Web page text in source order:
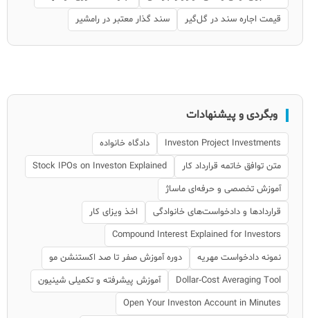
قیمت اجاره سند در گل‌گیر
سند گذار معتبر در رامشیر
وبگردی و پیشنهادات
Investon Project Investments
دادگاه خانواده
متن توافق خاتمه قرارداد کار
Stock IPOs on Investon Explained
آموزش تخصصی و حرفه‌ای ماساژ
قراردادها و دادخواست‌های خانوادگی
اخذ ویزای کار
Compound Interest Explained for Investors
نمونه دادخواست مهریه
دوره آموزش صفر تا صد اکستنشن مو
Dollar‑Cost Averaging Tool
آموزش پیشرفته و تکمیلی شینیون
Open Your Investon Account in Minutes